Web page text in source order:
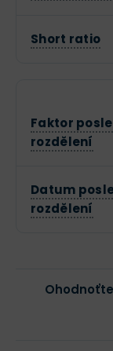
Short ratio
Faktor
rozdělení
Datum
rozdělení